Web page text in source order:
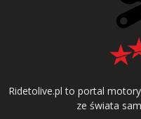
Ridetolive.pl to portal
ze świata